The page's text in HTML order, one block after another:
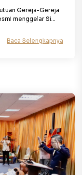
Gereja-Gereja
menggelar Si...
Baca Selengkapnya